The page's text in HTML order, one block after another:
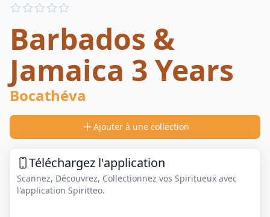
Reviews
Barbados &
Jamaica 3 Years
Bocathéva
Ajouter à une collection
Téléchargez l'application
Scannez, Découvrez, Collectionnez vos Spiritueux avec
l'application Spiritteo.